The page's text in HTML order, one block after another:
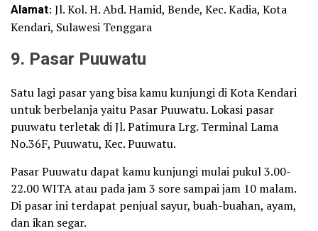
Alamat: Jl. Kol. H. Abd. Hamid, Bende, Kec. Kadia, Kota
Kendari, Sulawesi Tenggara
9. Pasar Puuwatu
Satu lagi pasar yang bisa kamu kunjungi di Kota Kendari
untuk berbelanja yaitu Pasar Puuwatu. Lokasi pasar
puuwatu terletak di Jl. Patimura Lrg. Terminal Lama
No.36F, Puuwatu, Kec. Puuwatu.
Pasar Puuwatu dapat kamu kunjungi mulai pukul 3.00-
22.00 WITA atau pada jam 3 sore sampai jam 10 malam.
Di pasar ini terdapat penjual sayur, buah-buahan, ayam,
dan ikan segar.